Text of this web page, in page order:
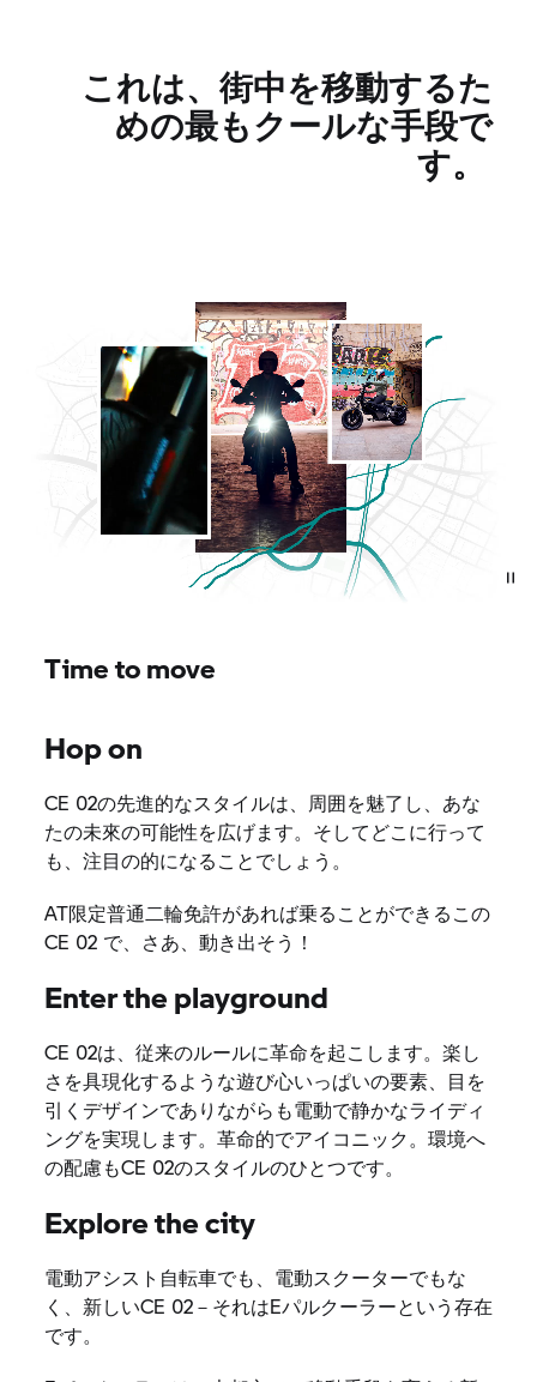
これは、 街中を移動するた
めの最もクールな手段で
す。
Time to move
Hop on
CE 02の先進的なスタイルは、周囲を魅了し、あな
たの未來の可能性を広げます。そしてどこに行って
も、注目の的になることでしょう。
AT限定普通二輪免許があれば乗ることができるこの
CE 02 で、さあ、動き出そう！
Enter the playground
CE 02は、従来のルールに革命を起こします。楽し
さを具現化するような遊び心いっぱいの要素、目を
引くデザインでありながらも電動で静かなライディ
ングを実現します。革命的でアイコニック。環境へ
の配慮もCE 02のスタイルのひとつです。
Explore the city
電動アシスト自転車でも、電動スクーターでもな
く、新しいCE 02－それはEパルクーラーという存在
です。